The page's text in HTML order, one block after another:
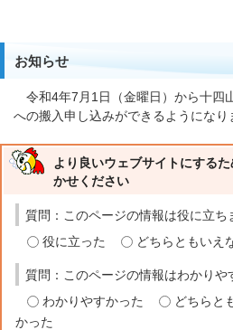
お知らせ
令和4年7月1日（金曜日）から十四
への搬入申し込みができるようになり
より良いウェブサイトにする
かせください
質問：このページの情報は役に立ち
役に立った
どちらともいえ
質問：このページの情報はわかりや
わかりやすかった
どちらと
かった